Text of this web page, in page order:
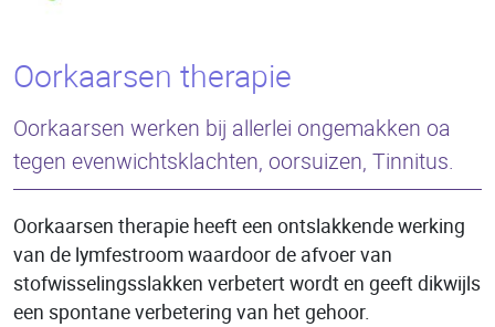
Oorkaarsen therapie
Oorkaarsen werken bij allerlei ongemakken oa
tegen evenwichtsklachten, oorsuizen, Tinnitus.
Oorkaarsen therapie heeft een ontslakkende werking
van de lymfestroom waardoor de afvoer van
stofwisselingsslakken verbetert wordt en geeft dikwijls
een spontane verbetering van het gehoor.